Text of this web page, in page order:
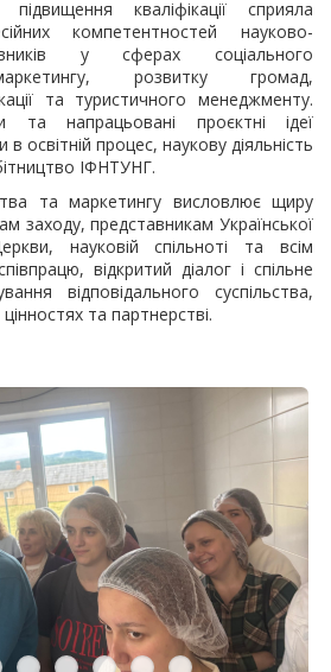
кваліфікації сприяла
компетентностей науково-
у сферах соціального
розвитку громад,
та туристичного менеджменту.
та напрацьовані проєктні ідеї
в освітній процес, наукову діяльність
ІФНТУНГ.
та маркетингу висловлює щиру
заходу, представникам Української
науковій спільноті та всім
відкритий діалог і спільне
відповідального суспільства,
та партнерстві.